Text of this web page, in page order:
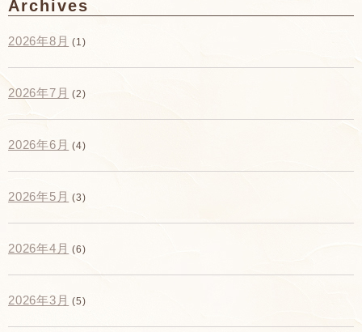
Archives
2026年8月 (1)
2026年7月 (2)
2026年6月 (4)
2026年5月 (3)
2026年4月 (6)
2026年3月 (5)